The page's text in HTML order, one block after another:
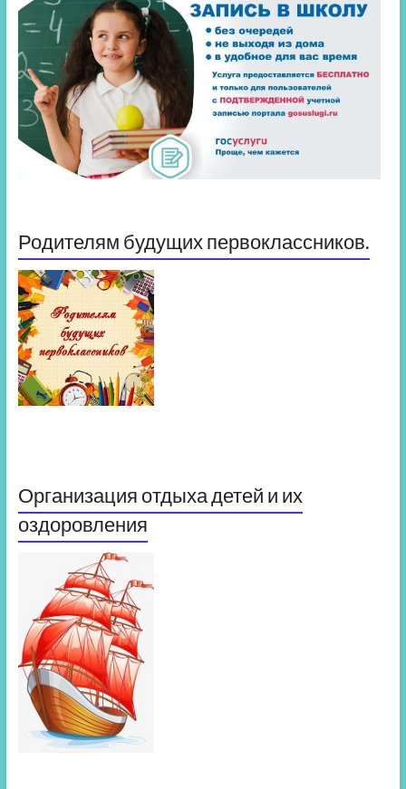
Родителям будущих первоклассников.
Организация отдыха детей и их
оздоровления